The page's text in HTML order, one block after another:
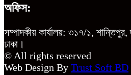
অফিস:
সম্পাদকীয় কার্যালয়: ৩১৭/১, শান্তিপুর,
ঢাকা।
© All rights reserved
Web Design By Trust Soft BD